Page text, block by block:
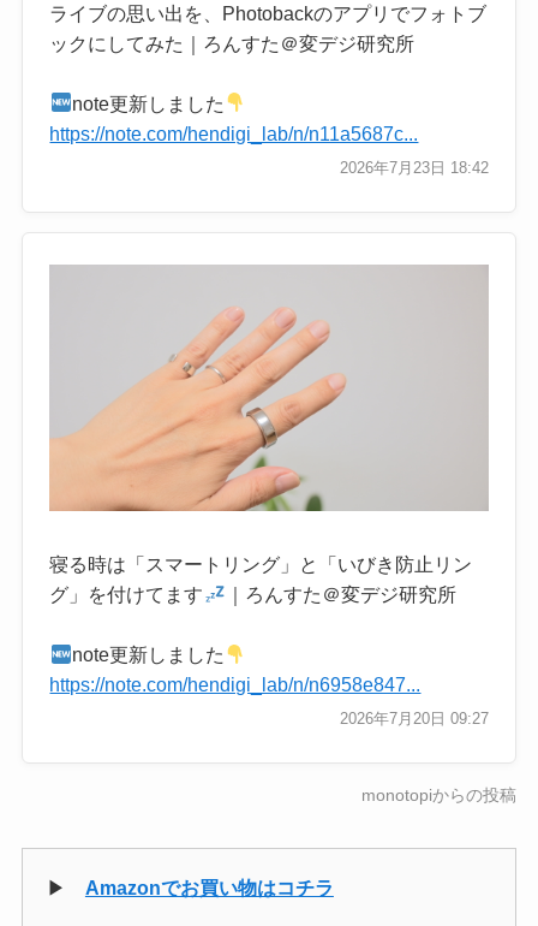
ライブの思い出を、Photobackのアプリでフォトブ
ックにしてみた｜ろんすた＠変デジ研究所
note更新しました
https://note.com/hendigi_lab/n/n11a5687c...
2026年7月23日 18:42
寝る時は「スマートリング」と「いびき防止リン
グ」を付けてます
｜ろんすた＠変デジ研究所
note更新しました
https://note.com/hendigi_lab/n/n6958e847...
2026年7月20日 09:27
monotopiからの投稿
▶ Amazonでお買い物はコチラ